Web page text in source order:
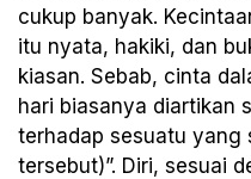
cukup banyak.
itu nyata, hakiki, dan
kiasan. Sebab, cinta
hari biasanya diartikan
terhadap sesuatu yang
tersebut)”. Diri, sesuai